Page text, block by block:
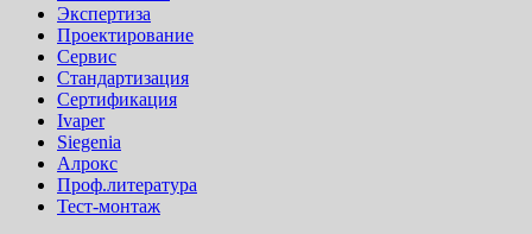
Экспертиза
Проектирование
Сервис
Стандартизация
Сертификация
Ivaper
Siegenia
Алрокс
Проф.литература
Тест-монтаж